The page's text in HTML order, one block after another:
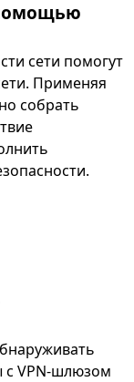
сети помогут
Применяя
собрать
с VPN-шлюзом